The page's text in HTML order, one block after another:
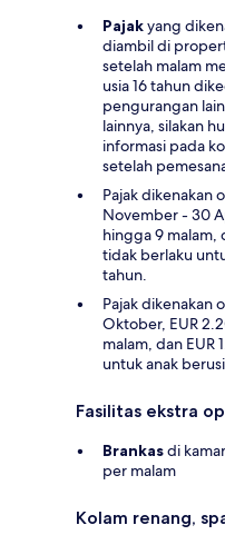
Pajakyang
diambil di
setelah malam
usia 16 tahun
pengurangan
lainnya, silakan
informasi pada
setelah
Pajak dikenakan
November - 30
hingga 9 malam,
tidak berlaku
tahun.
Pajak dikenakan
Oktober, EUR
malam, dan EUR
untuk anak
Fasilitas ekstra
Brankasdi
per malam
Kolam renang,